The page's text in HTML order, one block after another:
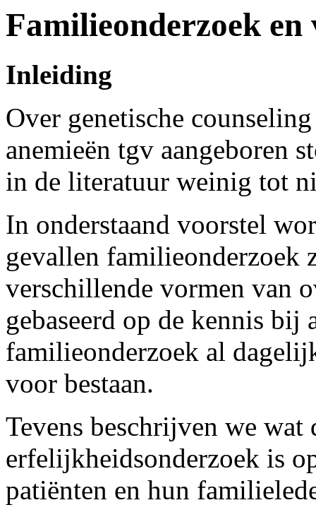
Familieonderzoek
Inleiding
Over genetische
anemieën tgv aangeboren
in de literatuur weinig tot
In onderstaand voorstel
gevallen familieonderzoek
verschillende vormen van
gebaseerd op de kennis bij
familieonderzoek al
voor bestaan.
Tevens beschrijven we
erfelijkheidsonderzoek is
patiënten en hun